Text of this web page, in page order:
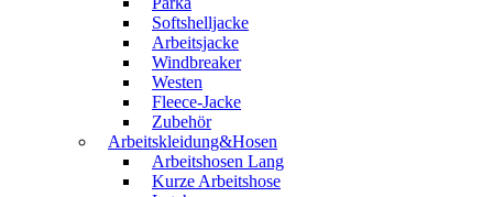
Softshelljacke
Arbeitsjacke
Windbreaker
Westen
Fleece-Jacke
Zubehör
Arbeitskleidung&Hosen
Arbeitshosen Lang
Kurze Arbeitshose